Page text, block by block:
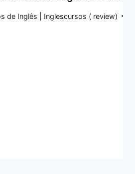
de Inglês | Inglescursos ( review)